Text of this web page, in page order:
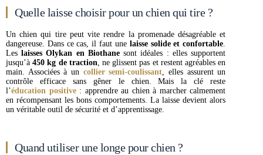
Quelle laisse choisir pour un chien qui tire ?
Un chien qui tire peut vite rendre la promenade désagréable et
dangereuse. Dans ce cas, il faut une laisse solide et confortable.
Leslaisses Olykan en Biothane sont idéales : elles supportent
jusqu’à450 kg de traction, ne glissent pas et restent agréables en
main. Associées à un collier semi-coulissant, elles assurent un
contrôle efficace sans gêner le chien. Mais la clé reste
l’éducation positive: apprendre au chien à marcher calmement
en récompensant les bons comportements. La laisse devient alors
un véritable outil de sécurité et d’apprentissage.
Quand utiliser une longe pour chien ?